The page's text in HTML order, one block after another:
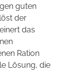
guten
der
das
Ration
Lösung, die